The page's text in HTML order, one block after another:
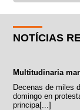
NOTÍCIAS
Multitudinaria
Decenas de miles
domingo en
principa[...]